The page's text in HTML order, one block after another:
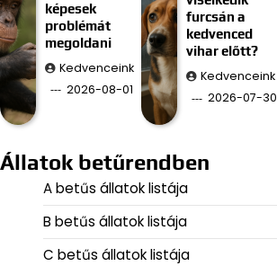
képesek
problémát
megoldani
Kedvenceink
2026-08-01
furcsán a
kedvenced
vihar előtt?
Kedvenceink
2026-07-30
Állatok betűrendben
A betűs állatok listája
B betűs állatok listája
C betűs állatok listája